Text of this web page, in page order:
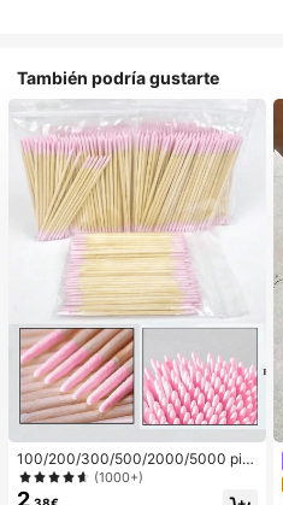
También podría gustarte
100/200/300/500/2000/5000 pie
zas/20 piezas Palitos aplicadores d
e esmalte de uñas de doble extrem
(1000+)